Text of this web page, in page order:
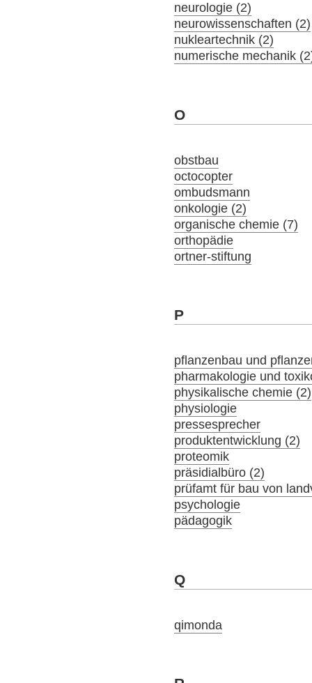
neurologie (2)
neurowissenschaften (2)
nukleartechnik (2)
numerische mechanik
O
obstbau
octocopter
ombudsmann
onkologie (2)
organische chemie (7)
orthopädie
ortner-stiftung
P
pflanzenbau und
pharmakologie und
physikalische chemie (2)
physiologie
pressesprecher
produktentwicklung (2)
proteomik
präsidialbüro (2)
prüfamt für bau von
psychologie
pädagogik
Q
qimonda